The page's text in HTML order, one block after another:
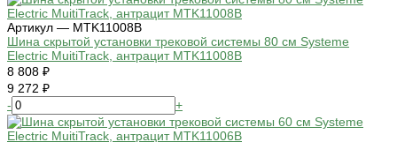
Артикул — MTK11008B
Шина скрытой установки трековой системы 80 см Systeme
Electric MuitiTrack, антрацит MTK11008B
8 808 ₽
9 272 ₽
-
+